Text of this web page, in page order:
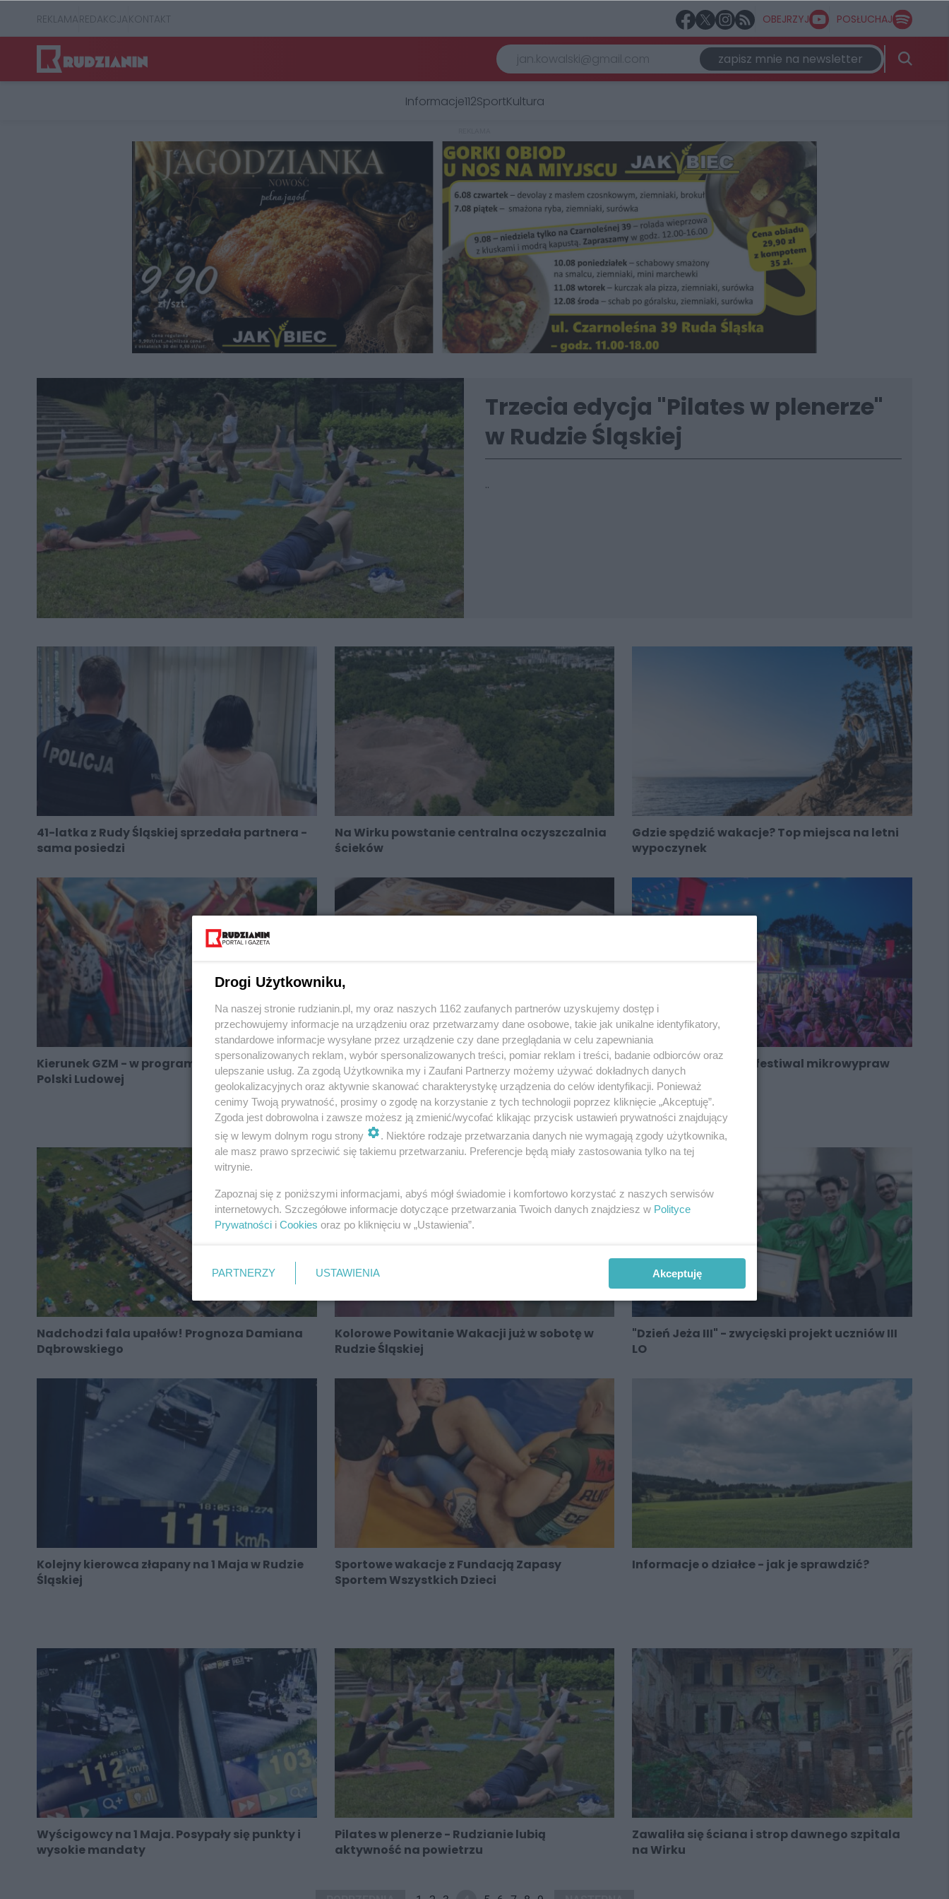
REKLAMAREDAKCJAKONTAKT OBEJRZYJ POSŁUCHAJ
zapisz mnie na newsletter
Informacje112SportKultura
Trzecia edycja "Pilates w plenerze"
w Rudzie Śląskiej
..
41-latka z Rudy Śląskiej sprzedała partnera -
sama posiedzi
Na Wirku powstanie centralna oczyszczalnia
ścieków
Gdzie spędzić wakacje? Top miejsca na letni
wypoczynek
Kierunek GZM - w programie Muzeum Historii
Polski Ludowej
Rudzki senior stracił 22 tysiące. Mógł o wiele
więcej
Największy w Polsce festiwal mikrowypraw
już w ten weekend!
Nadchodzi fala upałów! Prognoza Damiana
Dąbrowskiego
Kolorowe Powitanie Wakacji już w sobotę w
Rudzie Śląskiej
"Dzień Jeża III" - zwycięski projekt uczniów III
LO
Kolejny kierowca złapany na 1 Maja w Rudzie
Śląskiej
Sportowe wakacje z Fundacją Zapasy
Sportem Wszystkich Dzieci
Informacje o działce - jak je sprawdzić?
Wyścigowcy na 1 Maja. Posypały się punkty i
wysokie mandaty
Pilates w plenerze - Rudzianie lubią
aktywność na powietrzu
Zawaliła się ściana i strop dawnego szpitala
na Wirku
Drogi Użytkowniku,
Na naszej stronie rudzianin.pl, my oraz naszych 1162 zaufanych partnerów uzyskujemy dostęp i
przechowujemy informacje na urządzeniu oraz przetwarzamy dane osobowe, takie jak unikalne identyfikatory,
standardowe informacje wysyłane przez urządzenie czy dane przeglądania w celu zapewniania
spersonalizowanych reklam, wybór spersonalizowanych treści, pomiar reklam i treści, badanie odbiorców oraz
ulepszanie usług. Za zgodą Użytkownika my i Zaufani Partnerzy możemy używać dokładnych danych
geolokalizacyjnych oraz aktywnie skanować charakterystykę urządzenia do celów identyfikacji. Ponieważ
cenimy Twoją prywatność, prosimy o zgodę na korzystanie z tych technologii poprzez kliknięcie „Akceptuję”.
Zgoda jest dobrowolna i zawsze możesz ją zmienić/wycofać klikając przycisk ustawień prywatności znajdujący
się w lewym dolnym rogu strony
. Niektóre rodzaje przetwarzania danych nie wymagają zgody użytkownika,
ale masz prawo sprzeciwić się takiemu przetwarzaniu. Preferencje będą miały zastosowania tylko na tej
witrynie.
Zapoznaj się z poniższymi informacjami, abyś mógł świadomie i komfortowo korzystać z naszych serwisów
internetowych. Szczegółowe informacje dotyczące przetwarzania Twoich danych znajdziesz w Polityce
Prywatności i Cookies oraz po kliknięciu w „Ustawienia”.
PARTNERZY USTAWIENIA Akceptuję